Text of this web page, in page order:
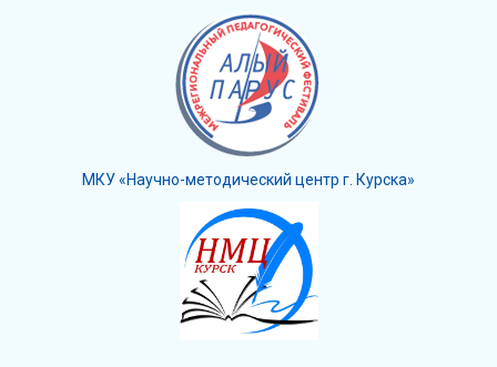
МКУ «Научно-методический центр г. Курска»